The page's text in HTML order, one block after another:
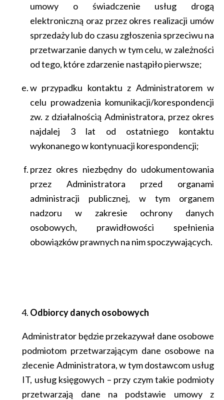
umowy o świadczenie usług drogą
elektroniczną oraz przez okres realizacji umów
sprzedaży lub do czasu zgłoszenia sprzeciwu na
przetwarzanie danych w tym celu, w zależności
od tego, które zdarzenie nastąpiło pierwsze;
w przypadku kontaktu z Administratorem w
celu prowadzenia komunikacji/korespondencji
zw. z działalnością Administratora, przez okres
najdalej 3 lat od ostatniego kontaktu
wykonanego w kontynuacji korespondencji;
przez okres niezbędny do udokumentowania
przez Administratora przed organami
administracji publicznej, w tym organem
nadzoru w zakresie ochrony danych
osobowych, prawidłowości spełnienia
obowiązków prawnych na nim spoczywających.
Odbiorcy danych osobowych
Administrator będzie przekazywał dane osobowe
podmiotom przetwarzającym dane osobowe na
zlecenie Administratora, w tym dostawcom usług
IT, usług księgowych – przy czym takie podmioty
przetwarzają dane na podstawie umowy z